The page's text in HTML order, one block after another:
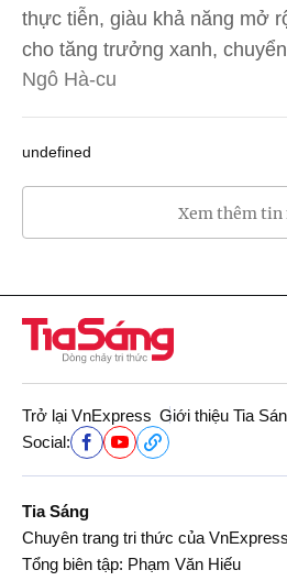
thực tiễn, giàu khả năng mở
cho tăng trưởng xanh,
Ngô Hà-cu
undefined
Xem thêm tin
Trở lại VnExpress Giới thiệu Tia
Social:
Tia Sáng
Chuyên trang tri thức của VnExpress
Tổng biên tập: Phạm Văn Hiếu